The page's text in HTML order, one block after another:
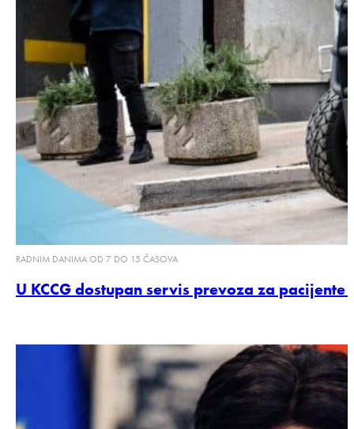
RADNIM DANIMA OD 7 DO 15 ČASOVA
U KCCG dostupan servis prevoza za